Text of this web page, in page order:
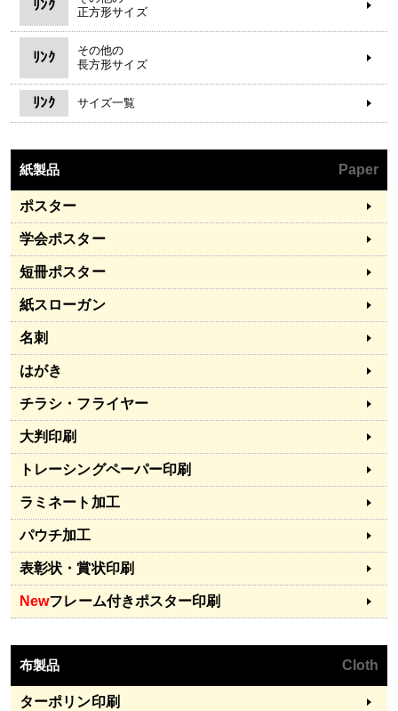
ﾘﾝｸ
正方形サイズ
ﾘﾝｸ
その他の
長方形サイズ
ﾘﾝｸ サイズ一覧
紙製品 Paper
ポスター
学会ポスター
短冊ポスター
紙スローガン
名刺
はがき
チラシ・フライヤー
大判印刷
トレーシングペーパー印刷
ラミネート加工
パウチ加工
表彰状・賞状印刷
Newフレーム付きポスター印刷
布製品 Cloth
ターポリン印刷